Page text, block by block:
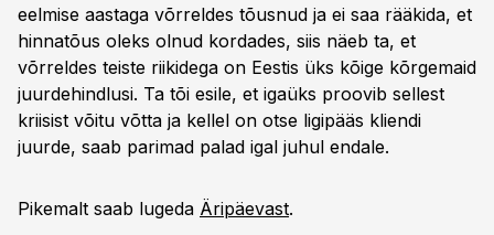
eelmise aastaga võrreldes tõusnud ja ei saa rääkida, et
hinnatõus oleks olnud kordades, siis näeb ta, et
võrreldes teiste riikidega on Eestis üks kõige kõrgemaid
juurdehindlusi. Ta tõi esile, et igaüks proovib sellest
kriisist võitu võtta ja kellel on otse ligipääs kliendi
juurde, saab parimad palad igal juhul endale.
Pikemalt saab lugeda Äripäevast.